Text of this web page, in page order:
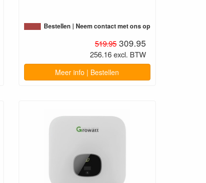
Bestellen | Neem contact met ons op
519.95 309.95
256.16 excl. BTW
Meer info | Bestellen